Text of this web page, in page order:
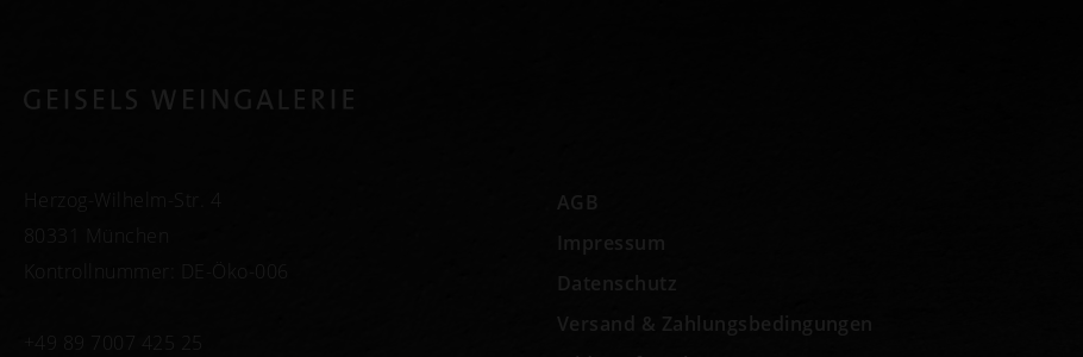
Herzog-Wilhelm-Str. 4
80331 München
Kontrollnummer: DE-Öko-006
AGB
Impressum
Datenschutz
Versand & Zahlungsbedingungen